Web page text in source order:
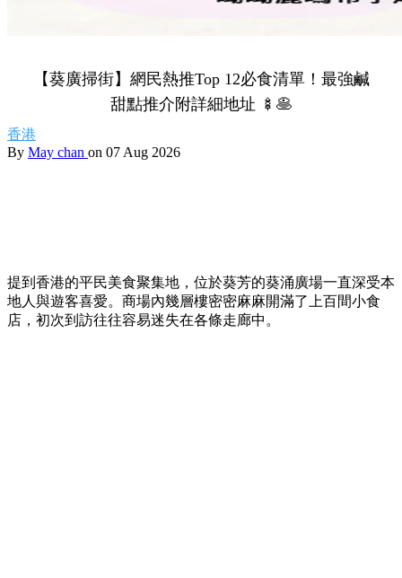
【葵廣掃街】網民熱推Top 12必食清單！最強鹹
甜點推介附詳細地址 🍢🥞
香港
By May chan on 07 Aug 2026
提到香港的平民美食聚集地，位於葵芳的葵涌廣場一直深受本
地人與遊客喜愛。商場內幾層樓密密麻麻開滿了上百間小食
店，初次到訪往往容易迷失在各條走廊中。